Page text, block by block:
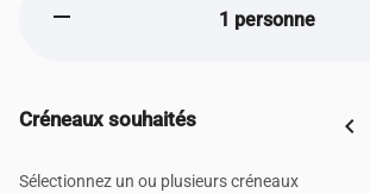
remove 1 personne
Créneaux souhaités chevron_left
Sélectionnez un ou plusieurs créneaux